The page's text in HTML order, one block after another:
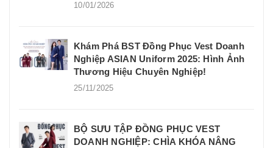
10/01/2026
Khám Phá BST Đồng Phục Vest Doanh
Nghiệp ASIAN Uniform 2025: Hình Ảnh
Thương Hiệu Chuyên Nghiệp!
25/11/2025
BỘ SƯU TẬP ĐỒNG PHỤC VEST
DOANH NGHIỆP: CHÌA KHÓA NÂNG